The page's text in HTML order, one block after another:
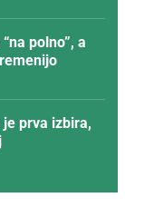
polno”, a
je prva izbira,